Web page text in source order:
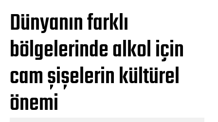
Dünyanın farklı
bölgelerinde alkol için
cam şişelerin kültürel
önemi